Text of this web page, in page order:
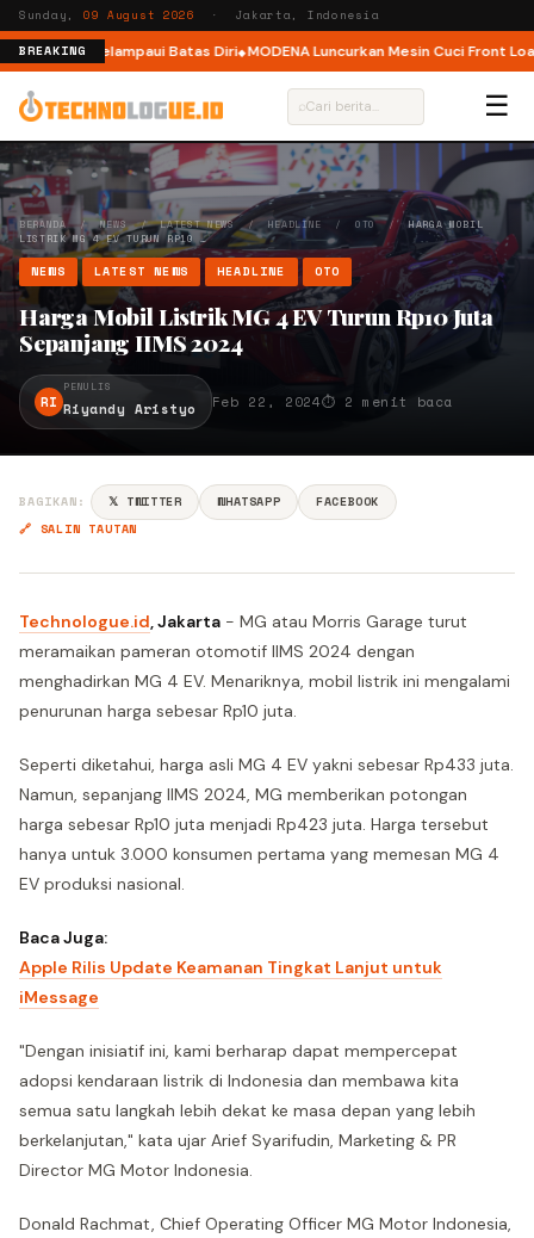
Sunday, 09 August 2026 · Jakarta, Indonesia
BREAKING
Pelari Melampaui Batas Diri MODENA Luncurkan Mesin Cuci Front Load
⌕ ☰
BERANDA /NEWS/LATEST NEWS/HEADLINE /OTO/HARGA MOBIL
LISTRIK MG 4 EV TURUN RP10 …
NEWS LATEST NEWS HEADLINE OTO
Harga Mobil Listrik MG 4 EV Turun Rp10 Juta
Sepanjang IIMS 2024
RI
PENULIS
Riyandy Aristyo Feb 22, 2024⏱ 2 menit baca
BAGIKAN: 𝕏 TWITTER WHATSAPP
FACEBOOK
🔗 SALIN TAUTAN
Technologue.id, Jakarta - MG atau Morris Garage turut
meramaikan pameran otomotif IIMS 2024 dengan
menghadirkan MG 4 EV. Menariknya, mobil listrik ini mengalami
penurunan harga sebesar Rp10 juta.
Seperti diketahui, harga asli MG 4 EV yakni sebesar Rp433 juta.
Namun, sepanjang IIMS 2024, MG memberikan potongan
harga sebesar Rp10 juta menjadi Rp423 juta. Harga tersebut
hanya untuk 3.000 konsumen pertama yang memesan MG 4
EV produksi nasional.
Baca Juga:
Apple Rilis Update Keamanan Tingkat Lanjut untuk
iMessage
"Dengan inisiatif ini, kami berharap dapat mempercepat
adopsi kendaraan listrik di Indonesia dan membawa kita
semua satu langkah lebih dekat ke masa depan yang lebih
berkelanjutan," kata ujar Arief Syarifudin, Marketing & PR
Director MG Motor Indonesia.
Donald Rachmat, Chief Operating Officer MG Motor Indonesia,